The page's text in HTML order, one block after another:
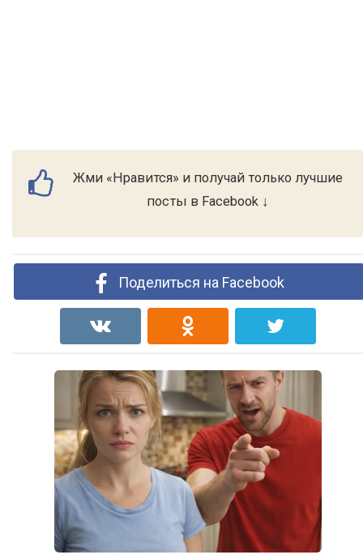
Жми «Нравится» и получай только лучшие
посты в Facebook ↓
Поделиться на Facebook